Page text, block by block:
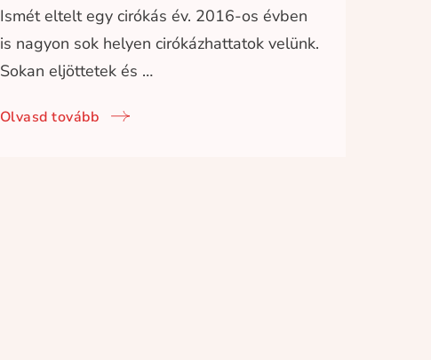
Ismét eltelt egy cirókás év. 2016-os évben
is nagyon sok helyen cirókázhattatok velünk.
Sokan eljöttetek és …
Olvasd tovább